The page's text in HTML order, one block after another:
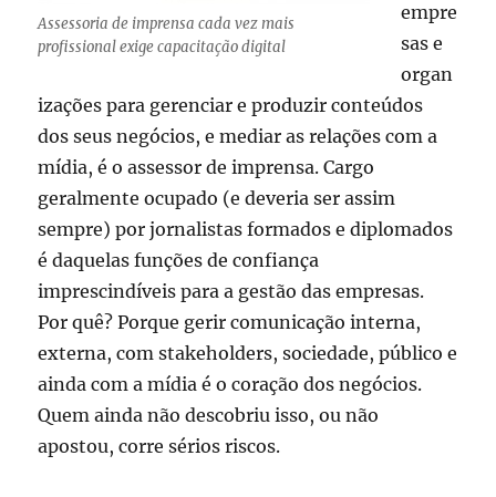
Assessoria de imprensa cada vez mais
profissional exige capacitação digital
empre
sas e
organ
izações para gerenciar e produzir conteúdos
dos seus negócios, e mediar as relações com a
mídia, é o assessor de imprensa. Cargo
geralmente ocupado (e deveria ser assim
sempre) por jornalistas formados e diplomados
é daquelas funções de confiança
imprescindíveis para a gestão das empresas.
Por quê? Porque gerir comunicação interna,
externa, com stakeholders, sociedade, público e
ainda com a mídia é o coração dos negócios.
Quem ainda não descobriu isso, ou não
apostou, corre sérios riscos.